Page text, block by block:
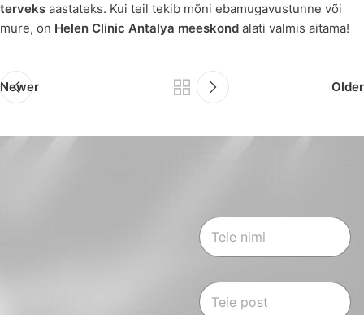
terveks aastateks. Kui teil tekib mõni ebamugavustunne või
mure, on Helen Clinic Antalya meeskond alati valmis aitama!
Newer Older